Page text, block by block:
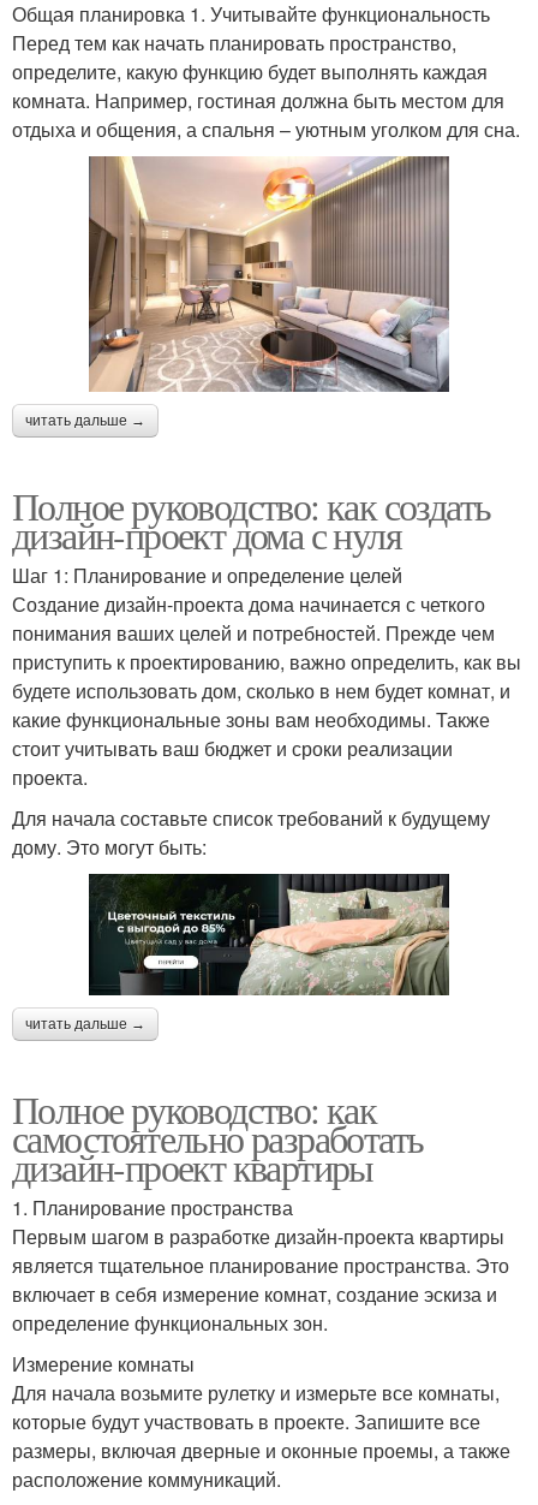
Общая планировка 1. Учитывайте функциональность
Перед тем как начать планировать пространство,
определите, какую функцию будет выполнять каждая
комната. Например, гостиная должна быть местом для
отдыха и общения, а спальня – уютным уголком для сна.
читать дальше →
Полное руководство: как создать
дизайн-проект дома с нуля
Шаг 1: Планирование и определение целей
Создание дизайн-проекта дома начинается с четкого
понимания ваших целей и потребностей. Прежде чем
приступить к проектированию, важно определить, как вы
будете использовать дом, сколько в нем будет комнат, и
какие функциональные зоны вам необходимы. Также
стоит учитывать ваш бюджет и сроки реализации
проекта.
Для начала составьте список требований к будущему
дому. Это могут быть:
читать дальше →
Полное руководство: как
самостоятельно разработать
дизайн-проект квартиры
1. Планирование пространства
Первым шагом в разработке дизайн-проекта квартиры
является тщательное планирование пространства. Это
включает в себя измерение комнат, создание эскиза и
определение функциональных зон.
Измерение комнаты
Для начала возьмите рулетку и измерьте все комнаты,
которые будут участвовать в проекте. Запишите все
размеры, включая дверные и оконные проемы, а также
расположение коммуникаций.